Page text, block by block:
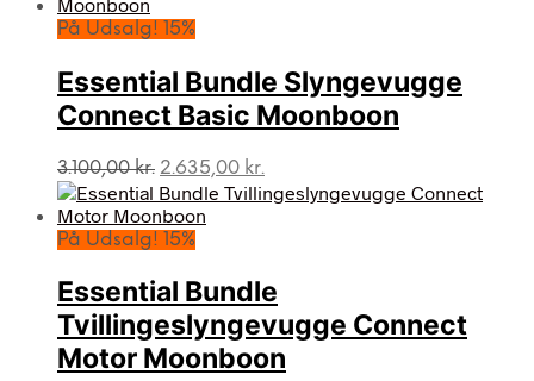
var:
På Udsalg! 15%
Essential Bundle Slyngevugge
Connect Basic Moonboon
3.100,00kr. Den
oprindelige
pris
var:
2.635,00 kr.
aktuelle
På Udsalg! 15%
Essential Bundle
Tvillingeslyngevugge Connect
Motor Moonboon